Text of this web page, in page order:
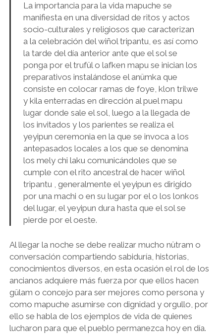
La importancia para la vida mapuche se
manifiesta en una diversidad de ritos y actos
socio-culturales y religiosos que caracterizan
a la celebración del wiñol tripantu, es así como
la tarde del día anterior ante que el sol se
ponga por el trufül o lafken mapu se inician los
preparativos instalándose el anümka que
consiste en colocar ramas de foye, klon trilwe
y kila enterradas en dirección al puel mapu
lugar donde sale el sol, luego a la llegada de
los invitados y los parientes se realiza el
yeyipun ceremonia en la que se invoca a los
antepasados locales a los que se denomina
los mely chi laku comunicándoles que se
cumple con el rito ancestral de hacer wiñol
tripantu , generalmente el yeyipun es dirigido
por una machi o en su lugar por el o los lonkos
del lugar, el yeyipun dura hasta que el sol se
pierde por el oeste.
Al llegar la noche se debe realizar mucho nütram o
conversación compartiendo sabiduría, historias,
conocimientos diversos, en esta ocasión el rol de los
ancianos adquiere más fuerza por que ellos hacen
gülam o concejo para ser mejores como persona y
como mapuche asumirse con dignidad y orgullo, por
ello se habla de los ejemplos de vida de quienes
lucharon para que el pueblo permanezca hoy en día.